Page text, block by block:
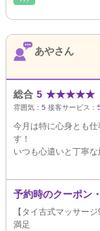
あやさん
総合 5 ★★★★★
雰囲気： 5 接客サービス： 5
今月は特に心身とも
す！
いつも心遣いと丁寧
予約時のクーポン
【タイ古式マッサー
満足